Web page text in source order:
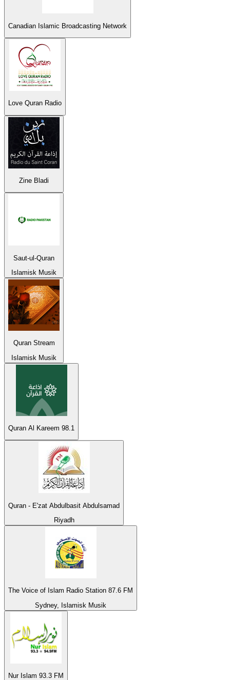
Canadian Islamic Broadcasting Network
Love Quran Radio
Zine Bladi
Saut-ul-Quran
Islamisk Musik
Quran Stream
Islamisk Musik
Quran Al Kareem 98.1
Quran - E'zat Abdulbasit Abdulsamad
Riyadh
The Voice of Islam Radio Station 87.6 FM
Sydney, Islamisk Musik
Nur Islam 93.3 FM